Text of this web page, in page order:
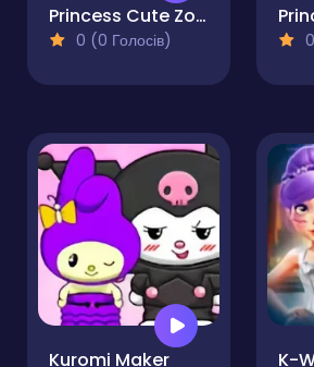
Princess Cute Zombies April Fun
0 (0 Голосів)
Kuromi Maker